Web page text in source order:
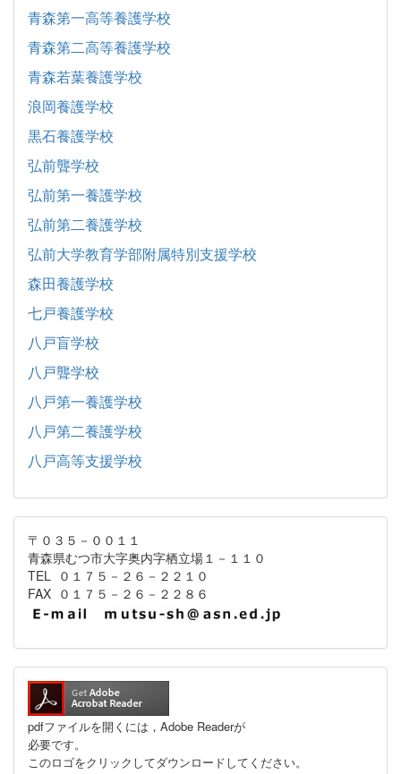
青森第一高等養護学校
青森第二高等養護学校
青森若葉養護学校
浪岡養護学校
黒石養護学校
弘前聾学校
弘前第一養護学校
弘前第二養護学校
弘前大学教育学部附属特別支援学校
森田養護学校
七戸養護学校
八戸盲学校
八戸聾学校
八戸第一養護学校
八戸第二養護学校
八戸高等支援学校
〒０３５－００１１
青森県むつ市大字奥内字栖立場１－１１０
TEL ０１７５－２６－２２１０
FAX ０１７５－２６－２２８６
pdfファイルを開くには，Adobe Readerが
必要です。
このロゴをクリックしてダウンロードしてください。